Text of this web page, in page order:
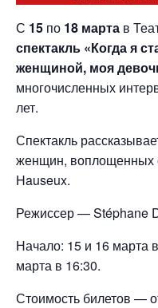
С 15 по 18 марта в
спектакль «Когда я
женщиной, моя
многочисленных
лет.
Спектакль
женщин, воплощенных
Hauseux.
Режиссер — Stéphane
Начало: 15 и 16 марта
марта в 16:30.
Стоимость билетов —